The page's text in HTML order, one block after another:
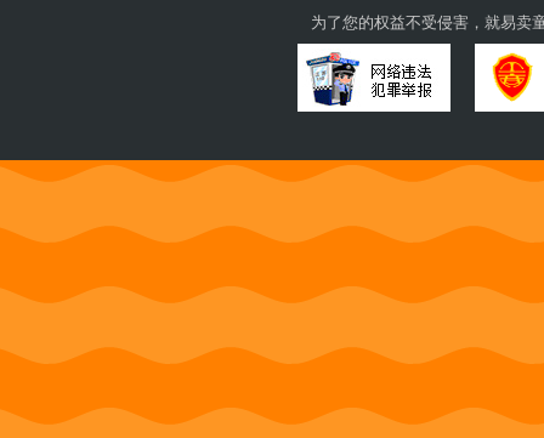
为了您的权益不受侵害，就易卖